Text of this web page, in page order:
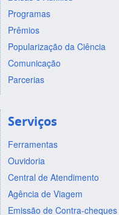
Programas
Prêmios
Popularização da Ciência
Comunicação
Parcerias
Serviços
Ferramentas
Ouvidoria
Central de Atendimento
Agência de Viagem
Emissão de Contra-cheques